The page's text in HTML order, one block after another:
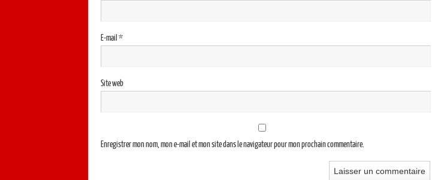
E-mail *
Site web
Enregistrer mon nom, mon e-mail et mon site dans le navigateur pour mon prochain commentaire.